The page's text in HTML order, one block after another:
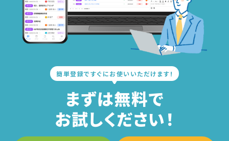
簡単登録ですぐにお使いいただけます!
まずは無料で
お試しください！